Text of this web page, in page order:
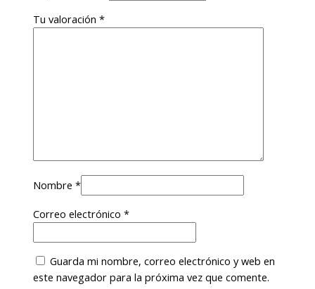
Tu valoración*
Nombre*
Correo electrónico*
Guarda mi nombre, correo electrónico y web en
este navegador para la próxima vez que comente.